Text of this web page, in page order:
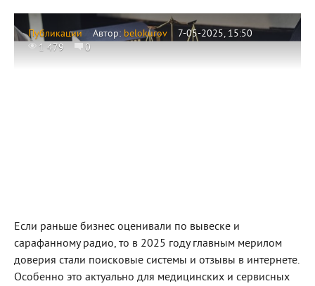
Публикации Автор: belokurov
7-05-2025, 15:50
1 479
0
Если раньше бизнес оценивали по вывеске и
сарафанному радио, то в 2025 году главным мерилом
доверия стали поисковые системы и отзывы в интернете.
Особенно это актуально для медицинских и сервисных